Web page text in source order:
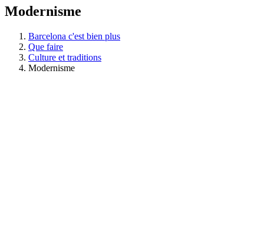
Modernisme
Barcelona c'est bien plus
Que faire
Culture et traditions
Modernisme